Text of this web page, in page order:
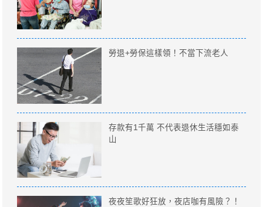
勞退+勞保這樣領！不當下流老人
存款有1千萬 不代表退休生活穩如泰
山
夜夜笙歌好狂放，夜店咖有風險？！